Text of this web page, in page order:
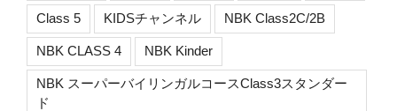
Class 5 KIDSチャンネル NBK Class2C/2B
NBK CLASS 4 NBK Kinder
NBK スーパーバイリンガルコースClass3スタンダー
ド